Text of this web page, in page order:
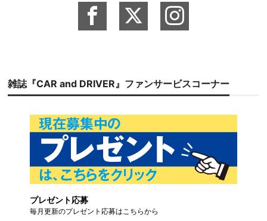
雑誌『CAR and DRIVER』ファンサービスコーナー
プレゼント応募
毎月更新のプレゼント応募はこちらから